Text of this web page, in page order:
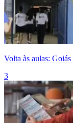
Volta às aulas:
3